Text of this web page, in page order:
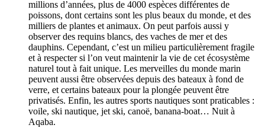
millions d’années, plus de 4000 espèces différentes de
poissons, dont certains sont les plus beaux du monde, et des
milliers de plantes et animaux. On peut parfois aussi y
observer des requins blancs, des vaches de mer et des
dauphins. Cependant, c’est un milieu particulièrement fragile
et à respecter si l’on veut maintenir la vie de cet écosystème
naturel tout à fait unique. Les merveilles du monde marin
peuvent aussi être observées depuis des bateaux à fond de
verre, et certains bateaux pour la plongée peuvent être
privatisés. Enfin, les autres sports nautiques sont praticables :
voile, ski nautique, jet ski, canoë, banana-boat… Nuit à
Aqaba.